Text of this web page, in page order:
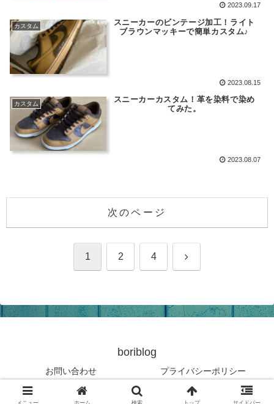
2023.09.17
カスタム
スニーカーのビンテージ加工！ライト
ブラウンマッキーで簡単カスタム♪
2023.08.15
カスタム
スニーカーカスタム！革を染料で染め
てみた。
2023.08.07
次のページ
1 2 4 次
boriblog
お問い合わせ プライバシーポリシー
© 2020 boriblog.
メニュー ホーム 検索 トップ サイドバー